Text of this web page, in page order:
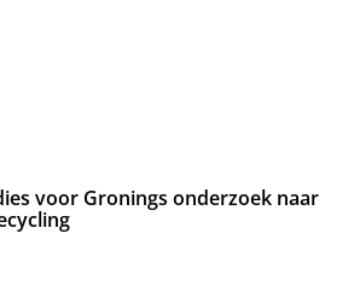
voor Gronings onderzoek naar